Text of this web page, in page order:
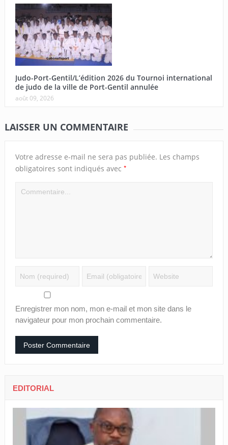
Judo-Port-Gentil/L’édition 2026 du Tournoi international
de judo de la ville de Port-Gentil annulée
août 09, 2026
LAISSER UN COMMENTAIRE
Votre adresse e-mail ne sera pas publiée. Les champs
obligatoires sont indiqués avec *
Enregistrer mon nom, mon e-mail et mon site dans le
navigateur pour mon prochain commentaire.
EDITORIAL